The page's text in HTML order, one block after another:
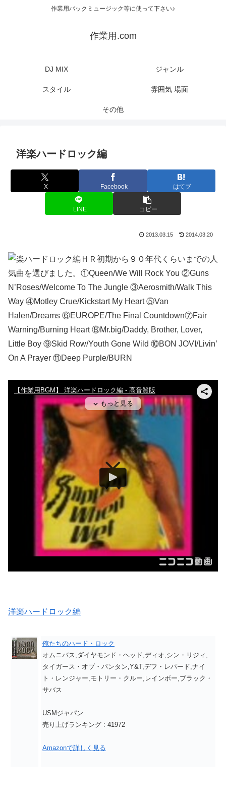
作業用バックミュージック等に使って下さい♪
作業用.com
DJ MIX ジャンル
スタイル 雰囲気 場面
その他
洋楽ハードロック編
X Facebook はてブ
LINE コピー
2013.03.15 2014.03.20
ＨＲ初期から９０年代くらいまでの人
気曲を選びました。①Queen/We Will Rock You ②Guns
N’Roses/Welcome To The Jungle ③Aerosmith/Walk This
Way ④Motley Crue/Kickstart My Heart ⑤Van
Halen/Dreams ⑥EUROPE/The Final Countdown⑦Fair
Warning/Burning Heart ⑧Mr.big/Daddy, Brother, Lover,
Little Boy ⑨Skid Row/Youth Gone Wild ⑩BON JOVI/Livin’
On A Prayer ⑪Deep Purple/BURN
洋楽ハードロック編
俺たちのハード・ロック
オムニバス,ダイヤモンド・ヘッド,ディオ,シン・リジィ,
タイガース・オブ・パンタン,Y&T,デフ・レパード,ナイ
ト・レンジャー,モトリー・クルー,レインボー,ブラック・
サバス
USMジャパン
売り上げランキング : 41972
Amazonで詳しく見る